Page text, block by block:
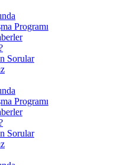
Programı
Sorular
Programı
Sorular